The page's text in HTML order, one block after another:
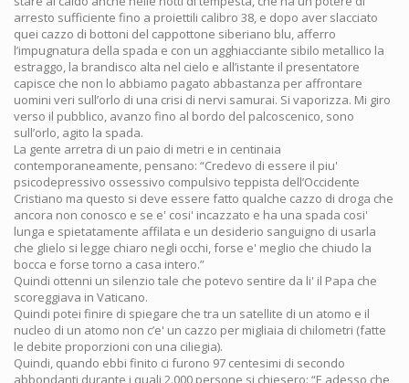
arresto sufficiente fino a proiettili calibro 38, e dopo aver slacciato
quei cazzo di bottoni del cappottone siberiano blu, afferro
l’impugnatura della spada e con un agghiacciante sibilo metallico la
estraggo, la brandisco alta nel cielo e all’istante il presentatore
capisce che non lo abbiamo pagato abbastanza per affrontare
uomini veri sull’orlo di una crisi di nervi samurai. Si vaporizza. Mi giro
verso il pubblico, avanzo fino al bordo del palcoscenico, sono
sull’orlo, agito la spada.
La gente arretra di un paio di metri e in centinaia
contemporaneamente, pensano: “Credevo di essere il piu'
psicodepressivo ossessivo compulsivo teppista dell’Occidente
Cristiano ma questo si deve essere fatto qualche cazzo di droga che
ancora non conosco e se e' cosi' incazzato e ha una spada cosi'
lunga e spietatamente affilata e un desiderio sanguigno di usarla
che glielo si legge chiaro negli occhi, forse e' meglio che chiudo la
bocca e forse torno a casa intero.”
Quindi ottenni un silenzio tale che potevo sentire da li' il Papa che
scoreggiava in Vaticano.
Quindi potei finire di spiegare che tra un satellite di un atomo e il
nucleo di un atomo non c’e' un cazzo per migliaia di chilometri (fatte
le debite proporzioni con una ciliegia).
Quindi, quando ebbi finito ci furono 97 centesimi di secondo
abbondanti durante i quali 2.000 persone si chiesero: “E adesso che